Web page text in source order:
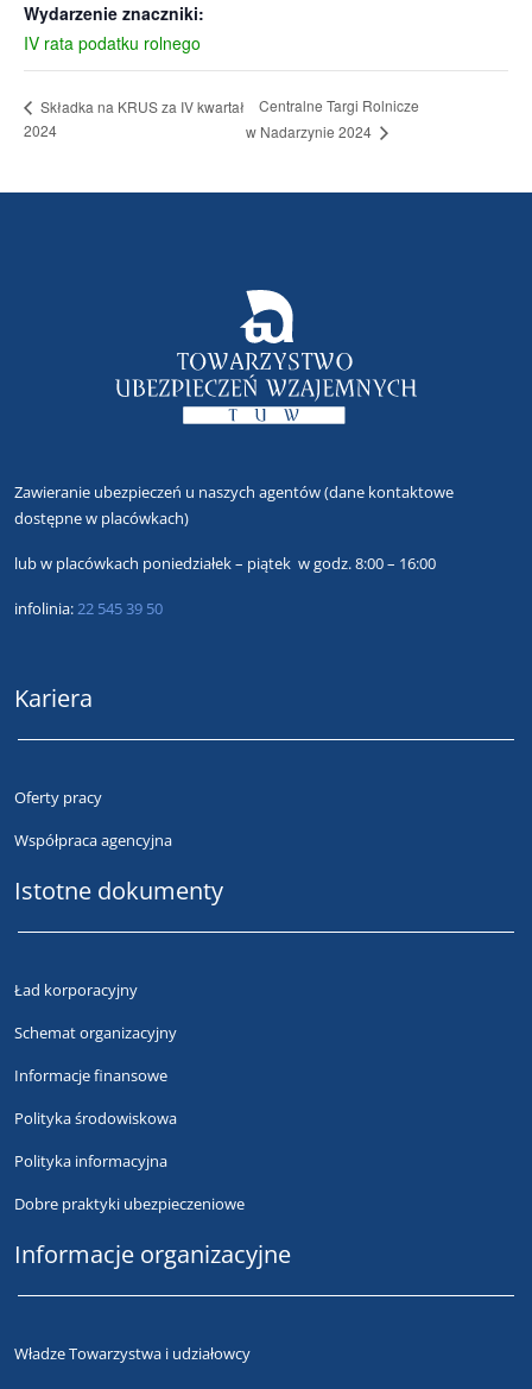
Wydarzenie znaczniki:
IV rata podatku rolnego
Składka na KRUS za IV kwartał
2024
Centralne Targi Rolnicze
w Nadarzynie 2024
Zawieranie ubezpieczeń u naszych agentów(dane kontaktowe
dostępne w placówkach)
lubw placówkach poniedziałek – piątek w godz. 8:00 – 16:00
infolinia:22 545 39 50
Kariera
Oferty pracy
Współpraca agencyjna
Istotne dokumenty
Ład korporacyjny
Schemat organizacyjny
Informacje finansowe
Polityka środowiskowa
Polityka informacyjna
Dobre praktyki ubezpieczeniowe
Informacje organizacyjne
Władze Towarzystwa i udziałowcy